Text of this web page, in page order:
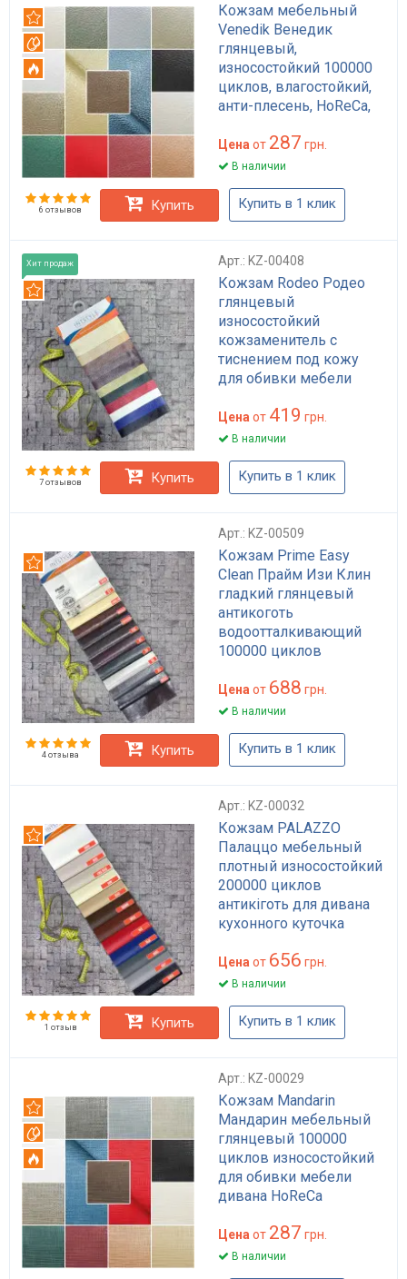
Кожзам мебельный
Venedik Венедик
глянцевый,
износостойкий 100000
циклов, влагостойкий,
анти-плесень, HoReCa,
сумок и рюкзаков
Рекомендуем
Огнестойкий
Цена от 287 грн.
В наличии
6 отзывов Купить Купить в 1 клик
Хит продаж Арт.: KZ-00408
Кожзам Rodeo Родео
глянцевый
износостойкий
кожзаменитель с
тиснением под кожу
для обивки мебели
HoReCa 50000 циклов
черный беж
Рекомендуем
Цена от 419 грн.
В наличии
7 отзывов Купить Купить в 1 клик
Арт.: KZ-00509
Кожзам Prime Easy
Clean Прайм Изи Клин
гладкий глянцевый
антикоготь
водоотталкивающий
100000 циклов
дивана стульев HoReCa
плотность 520 г/м²
Рекомендуем
Цена от 688 грн.
В наличии
4 отзыва Купить Купить в 1 клик
Арт.: KZ-00032
Кожзам PALAZZO
Палаццо мебельный
плотный износостойкий
200000 циклов
антикіготь для дивана
кухонного куточка
Рекомендуем
Цена от 656 грн.
В наличии
1 отзыв Купить Купить в 1 клик
Арт.: KZ-00029
Кожзам Mandarin
Мандарин мебельный
глянцевый 100000
циклов износостойкий
для обивки мебели
дивана HoReCa
огнеустойчивый
Рекомендуем
Вотерпруф
Огнестойкий
Цена от 287 грн.
В наличии